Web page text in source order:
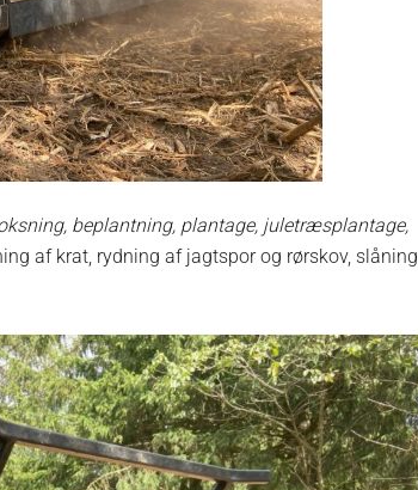
beplantning, plantage, juletræsplantage,
af krat, rydning af jagtspor og rørskov, slåning